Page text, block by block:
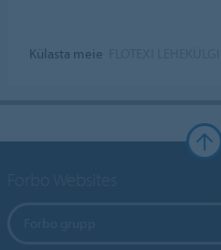
Külasta meie